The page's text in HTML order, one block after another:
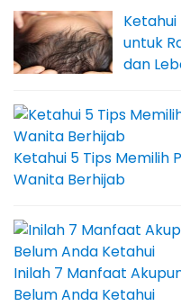
untuk
dan
Ketahui 5 Tips Memilih
Wanita Berhijab
Inilah 7 Manfaat
Belum Anda Ketahui